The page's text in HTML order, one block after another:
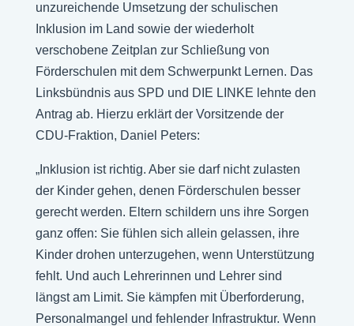
unzureichende Umsetzung der schulischen
Inklusion im Land sowie der wiederholt
verschobene Zeitplan zur Schließung von
Förderschulen mit dem Schwerpunkt Lernen. Das
Linksbündnis aus SPD und DIE LINKE lehnte den
Antrag ab. Hierzu erklärt der Vorsitzende der
CDU-Fraktion, Daniel Peters:
„Inklusion ist richtig. Aber sie darf nicht zulasten
der Kinder gehen, denen Förderschulen besser
gerecht werden. Eltern schildern uns ihre Sorgen
ganz offen: Sie fühlen sich allein gelassen, ihre
Kinder drohen unterzugehen, wenn Unterstützung
fehlt. Und auch Lehrerinnen und Lehrer sind
längst am Limit. Sie kämpfen mit Überforderung,
Personalmangel und fehlender Infrastruktur. Wenn